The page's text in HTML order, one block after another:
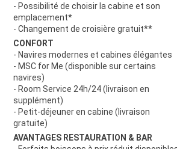
- Possibilité de choisir la cabine et son
emplacement*
- Changement de croisière gratuit**
CONFORT
- Navires modernes et cabines élégantes
- MSC for Me (disponible sur certains
navires)
- Room Service 24h/24 (livraison en
supplément)
- Petit-déjeuner en cabine (livraison
gratuite)
AVANTAGES RESTAURATION & BAR